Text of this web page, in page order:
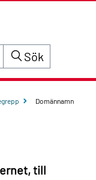
Sök
Domännamn
till